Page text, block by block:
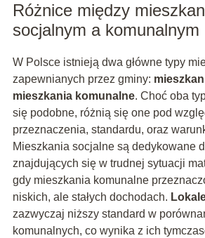
Różnice między
socjalnym a komunalnym
W Polsce istnieją dwa główne typy
zapewnianych przez gminy:
mieszkania komunalne. Choć oba
się podobne, różnią się one pod
przeznaczenia, standardu, oraz
Mieszkania socjalne są dedykowane
znajdujących się w trudnej sytuacji
gdy mieszkania komunalne
niskich, ale stałych dochodach.
zazwyczaj niższy standard w
komunalnych, co wynika z ich